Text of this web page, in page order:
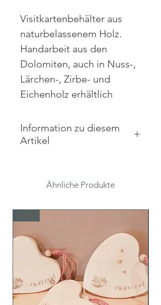
Visitkartenbehälter aus
naturbelassenem Holz.
Handarbeit aus den
Dolomiten, auch in Nuss-,
Lärchen-, Zirbe- und
Eichenholz erhältlich
Information zu diesem
Artikel
oder Eiche.
Ähnliche Produkte
New